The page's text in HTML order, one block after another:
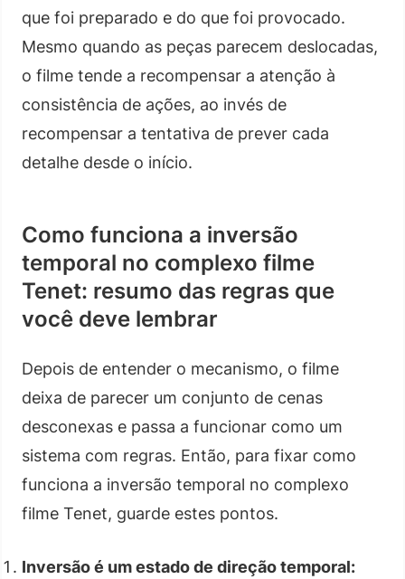
que foi preparado e do que foi provocado.
Mesmo quando as peças parecem deslocadas,
o filme tende a recompensar a atenção à
consistência de ações, ao invés de
recompensar a tentativa de prever cada
detalhe desde o início.
Como funciona a inversão
temporal no complexo filme
Tenet: resumo das regras que
você deve lembrar
Depois de entender o mecanismo, o filme
deixa de parecer um conjunto de cenas
desconexas e passa a funcionar como um
sistema com regras. Então, para fixar como
funciona a inversão temporal no complexo
filme Tenet, guarde estes pontos.
Inversão é um estado de direção temporal: